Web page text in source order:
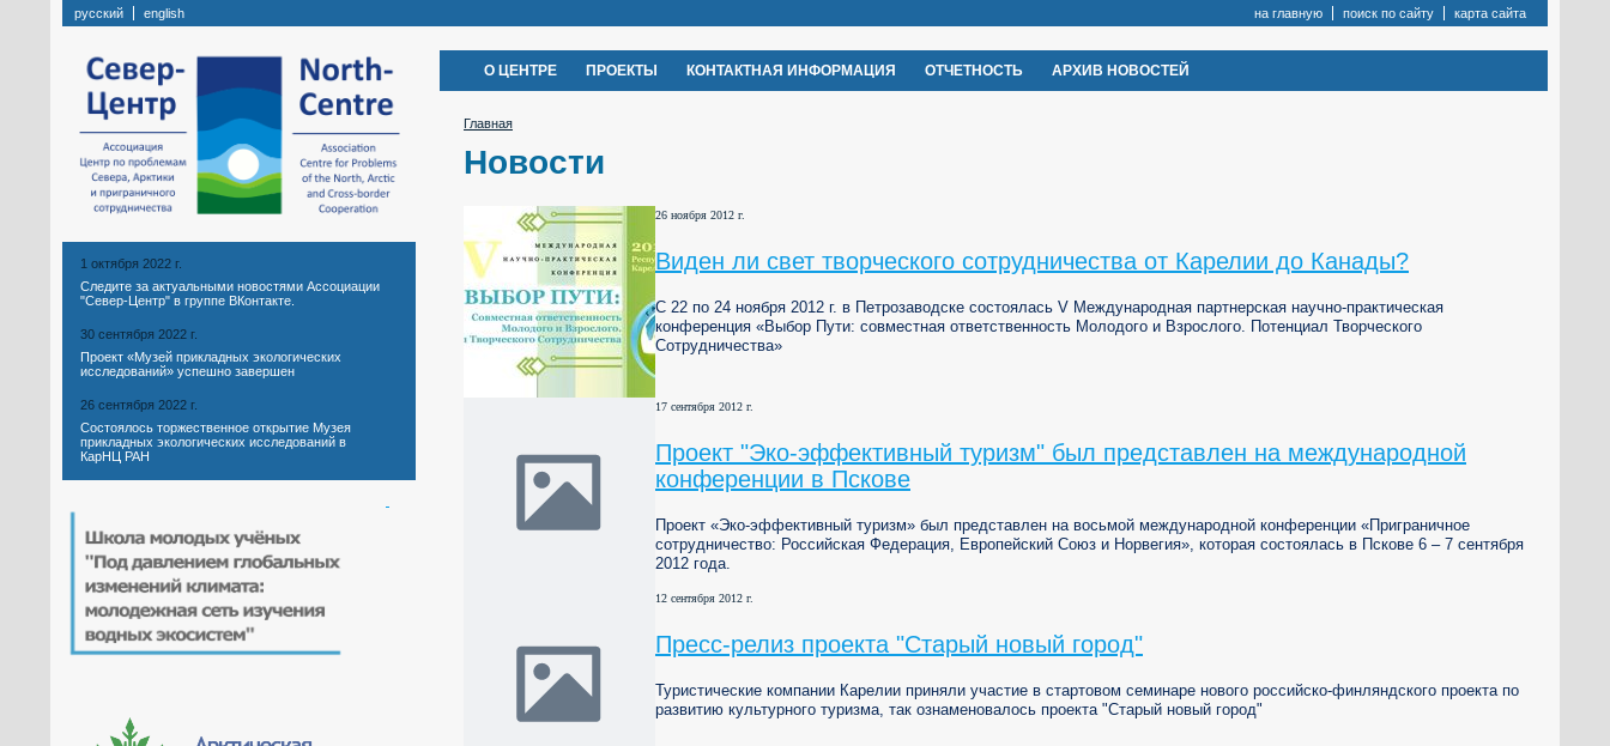
русский english на главную поиск по сайту карта сайта
1 октября 2022 г.
Следите за актуальными новостями Ассоциации
"Север-Центр" в группе ВКонтакте.
30 сентября 2022 г.
Проект «Музей прикладных экологических
исследований» успешно завершен
26 сентября 2022 г.
Состоялось торжественное открытие Музея
прикладных экологических исследований в
КарНЦ РАН
О ЦЕНТРЕ ПРОЕКТЫ КОНТАКТНАЯ ИНФОРМАЦИЯ ОТЧЕТНОСТЬ АРХИВ НОВОСТЕЙ
Главная
Новости
26 ноября 2012 г.
Виден ли свет творческого сотрудничества от Карелии до Канады?
C 22 по 24 ноября 2012 г. в Петрозаводске состоялась V Международная партнерская научно-практическая
конференция «Выбор Пути: совместная ответственность Молодого и Взрослого. Потенциал Творческого
Сотрудничества»
17 сентября 2012 г.
Проект "Эко-эффективный туризм" был представлен на международной
конференции в Пскове
Проект «Эко-эффективный туризм» был представлен на восьмой международной конференции «Приграничное
сотрудничество: Российская Федерация, Европейский Союз и Норвегия», которая состоялась в Пскове 6 – 7 сентября
2012 года.
12 сентября 2012 г.
Пресс-релиз проекта "Старый новый город"
Туристические компании Карелии приняли участие в стартовом семинаре нового российско-финляндского проекта по
развитию культурного туризма, так ознаменовалось проекта "Старый новый город"